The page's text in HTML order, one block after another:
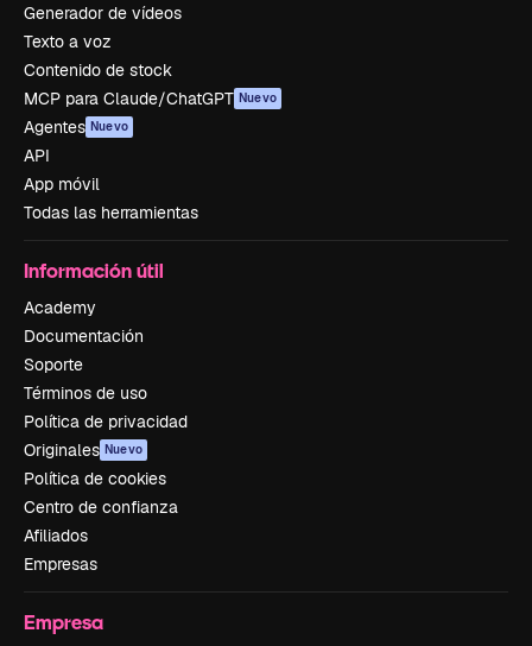
Generador de vídeos
Texto a voz
Contenido de stock
MCP para Claude/ChatGPT Nuevo
Agentes Nuevo
API
App móvil
Todas las herramientas
Información útil
Academy
Documentación
Soporte
Términos de uso
Política de privacidad
Originales Nuevo
Política de cookies
Centro de confianza
Afiliados
Empresas
Empresa